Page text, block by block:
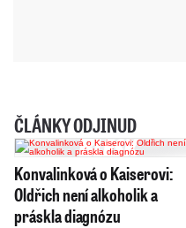
ČLÁNKY ODJINUD
Konvalinková o Kaiserovi:
Oldřich není alkoholik a
práskla diagnózu